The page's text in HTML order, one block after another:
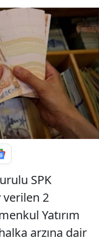
SPK
verilen 2
Yatırım
arzına dair